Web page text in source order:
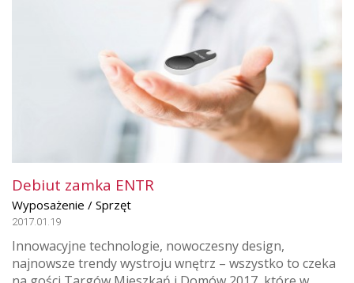
Debiut zamka ENTR
Wyposażenie / Sprzęt
2017.01.19
Innowacyjne technologie, nowoczesny design,
najnowsze trendy wystroju wnętrz – wszystko to czeka